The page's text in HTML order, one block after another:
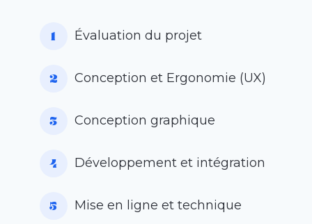
Évaluation du projet
Conception et Ergonomie (UX)
Conception graphique
Développement et intégration
Mise en ligne et technique